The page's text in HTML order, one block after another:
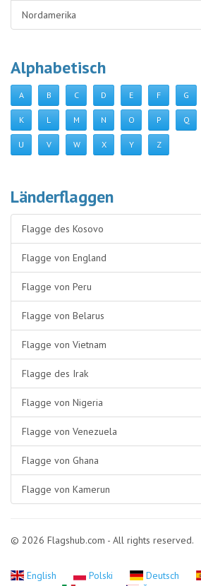
Nordamerika
Alphabetisch
A B C D E F G
K L M N O P Q
U V W X Y Z
Länderflaggen
Flagge des Kosovo
Flagge von England
Flagge von Peru
Flagge von Belarus
Flagge von Vietnam
Flagge des Irak
Flagge von Nigeria
Flagge von Venezuela
Flagge von Ghana
Flagge von Kamerun
© 2026 Flagshub.com - All rights reserved.
English Polski Deutsch